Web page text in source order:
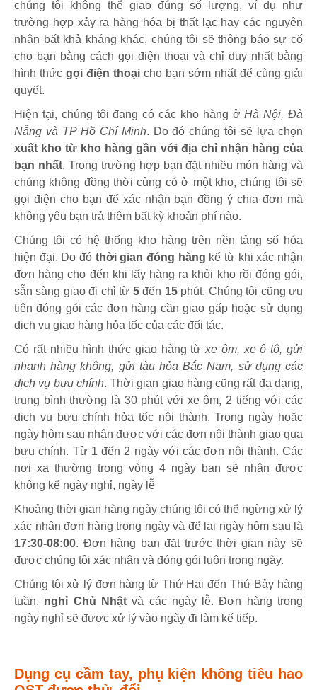
chúng tôi không thể giao đúng số lượng, ví dụ như
trường hợp xảy ra hàng hóa bị thất lạc hay các nguyên
nhân bất khả kháng khác, chúng tôi sẽ thông báo sự cố
cho bạn bằng cách gọi điện thoại và chỉ duy nhất bằng
hình thức gọi điện thoại cho bạn sớm nhất để cùng giải
quyết.
Hiện tại, chúng tôi đang có các kho hàng ởHà Nội, Đà
Nẵng và TP Hồ Chí Minh. Do đó chúng tôi sẽ lựa chọn
xuất kho từ kho hàng gần với địa chỉ nhận hàng của
bạn nhất. Trong trường hợp bạn đặt nhiều món hàng và
chúng không đồng thời cùng có ở một kho, chúng tôi sẽ
gọi điện cho bạn để xác nhận bạn đồng ý chia đơn mà
không yêu bạn trả thêm bất kỳ khoản phí nào.
Chúng tôi có hệ thống kho hàng trên nền tảng số hóa
hiện đại. Do đó thời gian đóng hàng kể từ khi xác nhận
đơn hàng cho đến khi lấy hàng ra khỏi kho rồi đóng gói,
sẵn sàng giao đi chỉ từ 5đến 15 phút. Chúng tôi cũng ưu
tiên đóng gói các đơn hàng cần giao gấp hoặc sử dụng
dịch vụ giao hàng hỏa tốc của các đối tác.
Có rất nhiều hình thức giao hàng từxe ôm, xe ô tô, gửi
nhanh hàng không, gửi tàu hỏa Bắc Nam, sử dụng các
dịch vụ bưu chính. Thời gian giao hàng cũng rất đa dạng,
trung bình thường là 30 phút với xe ôm, 2 tiếng với các
dịch vụ bưu chính hỏa tốc nội thành. Trong ngày hoặc
ngày hôm sau nhận được với các đơn nội thành giao qua
bưu chính. Từ 1 đến 2 ngày với các đơn nội thành. Các
nơi xa thường trong vòng 4 ngày bạn sẽ nhận được
không kể ngày nghỉ, ngày lễ
Khoảng thời gian hàng ngày chúng tôi có thể ngừng xử lý
xác nhận đơn hàng trong ngày và để lại ngày hôm sau là
17:30-08:00. Đơn hàng bạn đặt trước thời gian này sẽ
được chúng tôi xác nhận và đóng gói luôn trong ngày.
Chúng tôi xử lý đơn hàng từ Thứ Hai đến Thứ Bảy hàng
tuần, nghỉ Chủ Nhậtvà các ngày lễ. Đơn hàng trong
ngày nghỉ sẽ được xử lý vào ngày đi làm kế tiếp.
Dụng cụ cầm tay, phụ kiện không tiêu hao